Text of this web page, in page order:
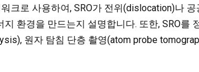
크로 사용하여, SRO가 전위(dislocation)나
지 환경을 만드는지 설명합니다. 또한, SRO를
원자 탐침 단층 촬영(atom probe